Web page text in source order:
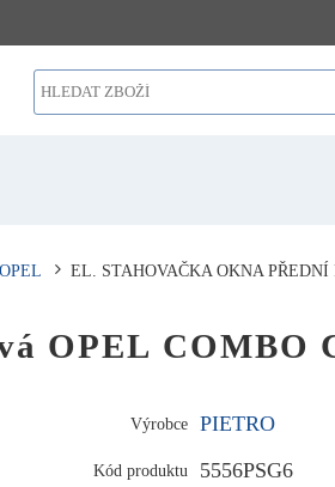
OPEL EL. STAHOVAČKA OKNA PŘEDNÍ
OPEL COMBO
Výrobce PIETRO
Kód produktu 5556PSG6